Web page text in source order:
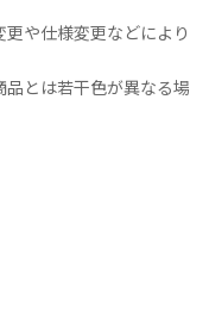
や仕様変更などにより
とは若干色が異なる場